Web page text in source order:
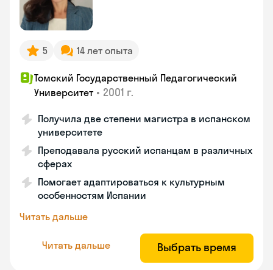
5 14 лет опыта
Томский Государственный Педагогический
Университет • 2001 г.
Получила две степени магистра в испанском
университете
Преподавала русский испанцам в различных
сферах
Помогает адаптироваться к культурным
особенностям Испании
Читать дальше
Читать дальше Выбрать время